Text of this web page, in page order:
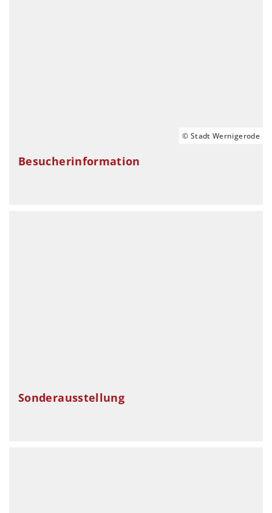
© Stadt Wernigerode
Besucherinformation
Sonderausstellung